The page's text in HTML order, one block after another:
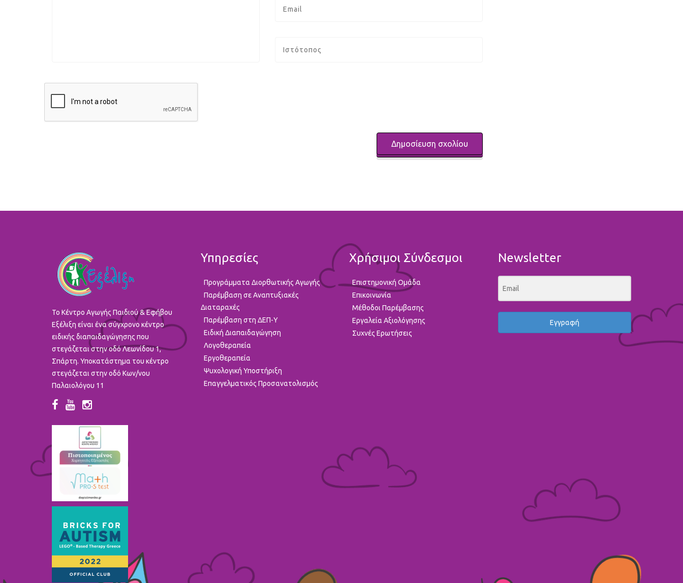
To Κέντρο Αγωγής Παιδιού & Εφήβου
Εξέλιξη είναι ένα σύγχρονο κέντρο
ειδικής διαπαιδαγώγησης που
στεγάζεται στην οδό Λεωνίδου 1,
Σπάρτη. Υποκατάστημα του κέντρο
στεγάζεται στην οδό Κων/νου
Παλαιολόγου 11
Υπηρεσίες
Προγράμματα Διορθωτικής Αγωγής
Παρέμβαση σε Αναπτυξιακές
Διαταραχές
Παρέμβαση στη ΔΕΠ-Υ
Ειδική Διαπαιδαγώγηση
Λογοθεραπεία
Εργοθεραπεία
Ψυχολογική Υποστήριξη
Επαγγελματικός Προσανατολισμός
Χρήσιμοι Σύνδεσμοι
Επιστημονική Ομάδα
Επικοινωνία
Μέθοδοι Παρέμβασης
Εργαλεία Αξιολόγησης
Συχνές Ερωτήσεις
Newsletter
Εγγραφή